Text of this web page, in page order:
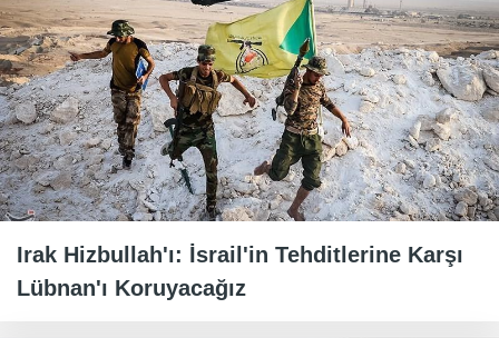
Irak Hizbullah'ı: İsrail'in Tehditlerine Karşı
Lübnan'ı Koruyacağız